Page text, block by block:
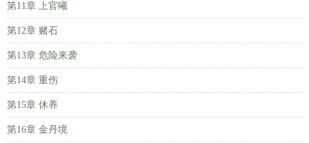
第11章 上官曦
第12章 赌石
第13章 危险来袭
第14章 重伤
第15章 休养
第16章 金丹境